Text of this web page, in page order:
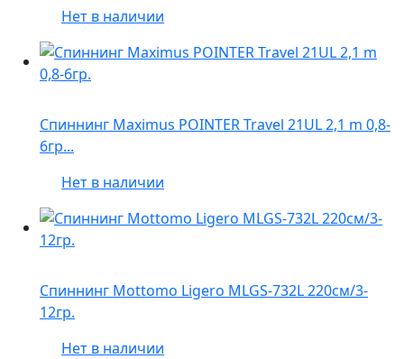
Нет в наличии
Спиннинг Maximus POINTER Travel 21UL 2,1 m 0,8-
6гр...
Нет в наличии
Спиннинг Mottomo Ligero MLGS-732L 220см/3-
12гр.
Нет в наличии